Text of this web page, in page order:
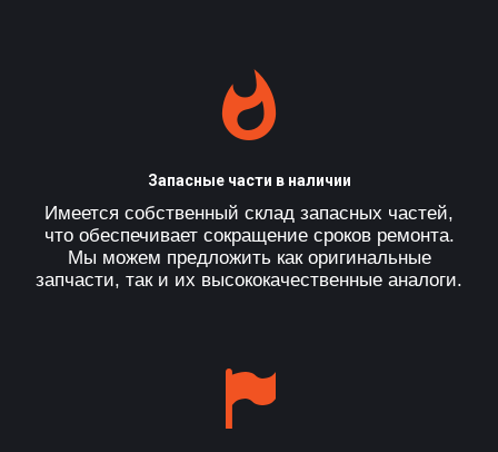
Запасные части в наличии
Имеется собственный склад запасных частей,
что обеспечивает сокращение сроков ремонта.
Мы можем предложить как оригинальные
запчасти, так и их высококачественные аналоги.